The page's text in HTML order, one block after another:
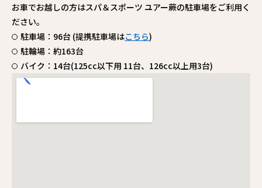
お車でお越しの方はスパ＆スポーツ ユアー蕨の駐車場をご利用く
ださい。
駐車場：96台 (提携駐車場はこちら)
駐輪場：約163台
バイク：14台(125cc以下用 11台、126cc以上用3台)